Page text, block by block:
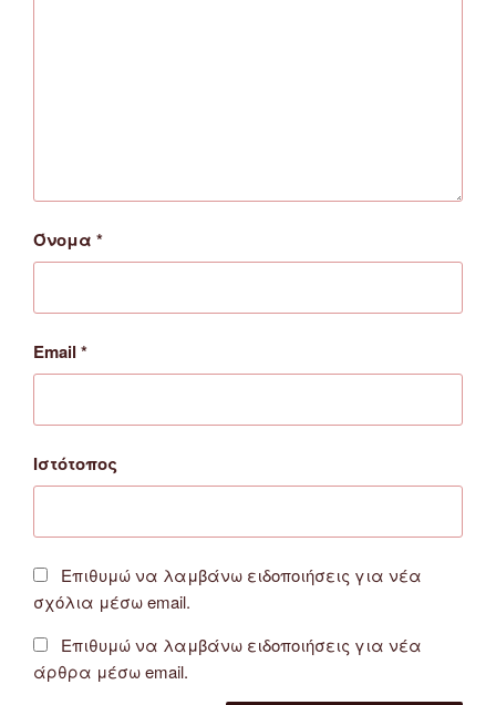
Όνομα *
Email *
Ιστότοπος
Επιθυμώ να λαμβάνω ειδοποιήσεις για νέα
σχόλια μέσω email.
Επιθυμώ να λαμβάνω ειδοποιήσεις για νέα
άρθρα μέσω email.